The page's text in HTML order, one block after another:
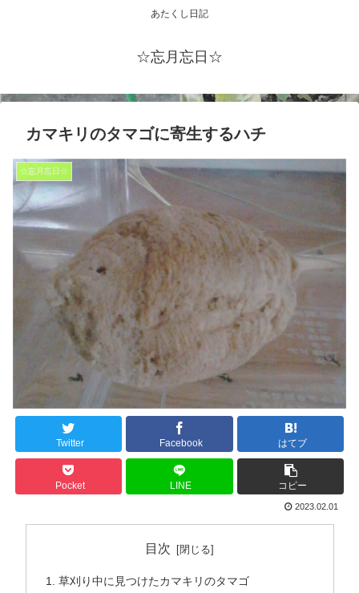
あたくし日記
☆忘月忘日☆
カマキリのタマゴに寄生するハチ
☆忘月忘日☆
Twitter Facebook はてブ
Pocket LINE コピー
2023.02.01
目次
草刈り中に見つけたカマキリのタマゴ